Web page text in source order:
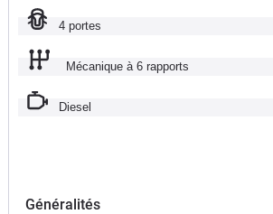
4 portes
Mécanique à 6 rapports
Diesel
Généralités